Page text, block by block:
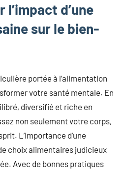
l’impact d’une
sur le bien-
portée à l’alimentation
votre santé mentale. En
diversifié et riche en
non seulement votre corps,
L’importance d’une
choix alimentaires judicieux
Avec de bonnes pratiques